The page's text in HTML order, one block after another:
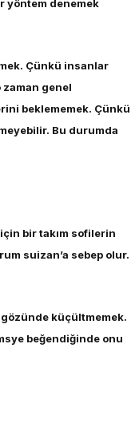
yöntem denemek
Çünkü insanlar
genel
beklememek. Çünkü
Bu durumda
bir takım sofilerin
suizan’a sebep olur.
küçültmemek.
beğendiğinde onu